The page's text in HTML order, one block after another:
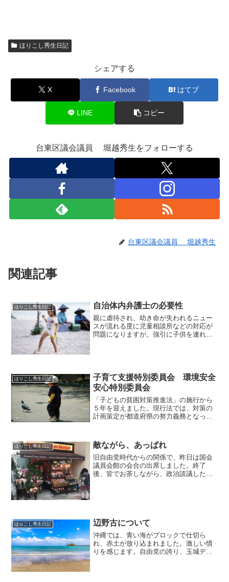
ほりこし秀生日記
シェアする
X Facebook はてブ
LINE コピー
台東区議会議員 堀越秀生をフォローする
台東区議会議員 堀越秀生
関連記事
ほりこし秀生日記 自治体内弁護士の必要性
親に虐待され、幼き命が失われるニュー
スが流れる度に児童相談所などの対応が
問題になりますが。強引に子供を連れ帰
ほりこし秀生日記
子育て支援特別委員会 環境安全
安心特別委員会
「子どもの貧困対策推進法」の施行から
５年を迎えました。現行法では、対策の
計画策定が都道府県の努力義務となって
改正案を提出。推進法の本旨は親から子
への「貧困の連鎖」を断ち...
ほりこし秀生日記 敵ながら、あっぱれ
旧自由党時代からの関係で、昨日は国会
議員会館の会合の出席しました。終了
後、皆でお茶しながら、政治談議したの
ほりこし秀生日記 辺野古について
沖縄では、青い海がブロックで仕切ら
れ、赤土が放り込まれました。激しい憤
りを感じます。自由党の誇り、玉城デニ